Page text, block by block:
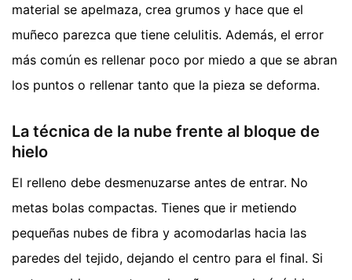
material se apelmaza, crea grumos y hace que el
muñeco parezca que tiene celulitis. Además, el error
más común es rellenar poco por miedo a que se abran
los puntos o rellenar tanto que la pieza se deforma.
La técnica de la nube frente al bloque de
hielo
El relleno debe desmenuzarse antes de entrar. No
metas bolas compactas. Tienes que ir metiendo
pequeñas nubes de fibra y acomodarlas hacia las
paredes del tejido, dejando el centro para el final. Si